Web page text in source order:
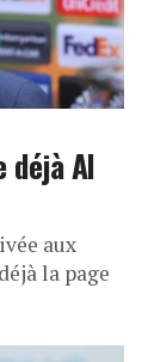
déjà Al
aux
la page